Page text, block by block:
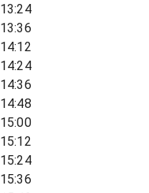
13:24
13:36
14:12
14:24
14:36
14:48
15:00
15:12
15:24
15:36